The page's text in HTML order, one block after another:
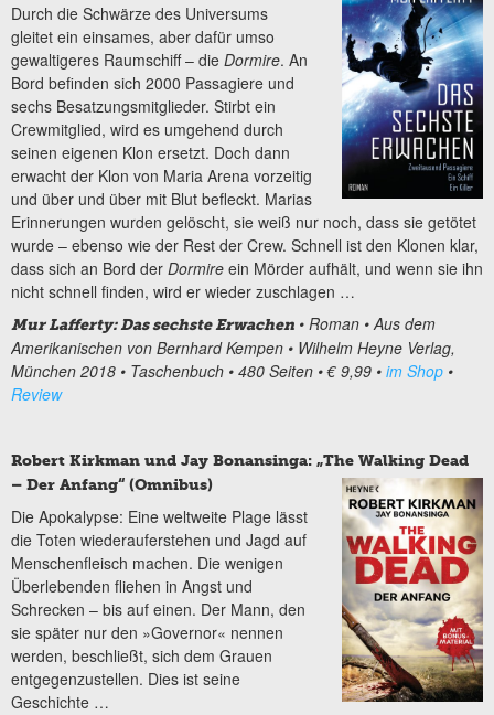
Durch die Schwärze des Universums
gleitet ein einsames, aber dafür umso
gewaltigeres Raumschiff – die Dormire. An
Bord befinden sich 2000 Passagiere und
sechs Besatzungsmitglieder. Stirbt ein
Crewmitglied, wird es umgehend durch
seinen eigenen Klon ersetzt. Doch dann
erwacht der Klon von Maria Arena vorzeitig
und über und über mit Blut befleckt. Marias
Erinnerungen wurden gelöscht, sie weiß nur noch, dass sie getötet
wurde – ebenso wie der Rest der Crew. Schnell ist den Klonen klar,
dass sich an Bord der Dormire ein Mörder aufhält, und wenn sie ihn
nicht schnell finden, wird er wieder zuschlagen …
Mur Lafferty: Das sechste Erwachen • Roman • Aus dem
Amerikanischen von Bernhard Kempen • Wilhelm Heyne Verlag,
München 2018 • Taschenbuch • 480 Seiten • € 9,99 • im Shop •
Review
Robert Kirkman und Jay Bonansinga: „The Walking Dead
– Der Anfang“ (Omnibus)
Die Apokalypse: Eine weltweite Plage lässt
die Toten wiederauferstehen und Jagd auf
Menschenfleisch machen. Die wenigen
Überlebenden fliehen in Angst und
Schrecken – bis auf einen. Der Mann, den
sie später nur den »Governor« nennen
werden, beschließt, sich dem Grauen
entgegenzustellen. Dies ist seine
Geschichte …